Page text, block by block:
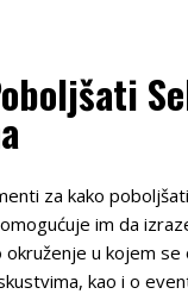
za kako
im da
u kojem
kao i o